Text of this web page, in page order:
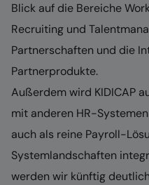
Blick auf die Bereiche
Recruiting und
Partnerschaften und die
Partnerprodukte.
Außerdem wird KIDICAP
mit anderen HR-
auch als reine Payroll-
Systemlandschaften
werden wir künftig